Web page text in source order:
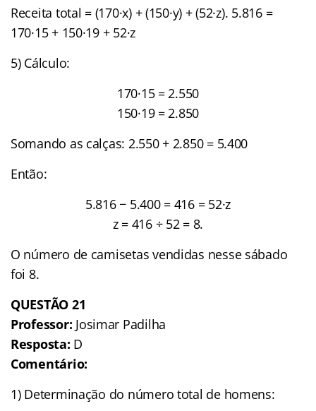
Receita total = (170·x) + (150·y) + (52·z). 5.816 =
170·15 + 150·19 + 52·z
5) Cálculo:
170·15 = 2.550
150·19 = 2.850
Somando as calças: 2.550 + 2.850 = 5.400
Então:
5.816 − 5.400 = 416 = 52·z
z = 416 ÷ 52 = 8.
O número de camisetas vendidas nesse sábado
foi 8.
QUESTÃO 21
Professor: Josimar Padilha
Resposta: D
Comentário:
1) Determinação do número total de homens: